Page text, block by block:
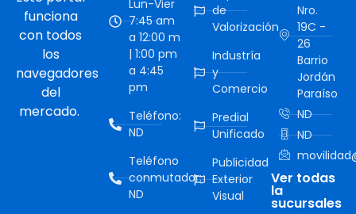
funciona
con todos
los
navegadores
del
mercado.
Lun-Vier
7:45 am
a 12:00 m
| 1:00 pm
a 4:45
pm
Teléfono:
ND
Teléfono
conmutador:
ND
de
Valorización
Industría
y
Comercio
Predial
Unificado
Publicidad
Exterior
Visual
Nro.
19C -
26
Barrio
Jordán
Paraíso
ND
ND
Ver todas
la
sucursales